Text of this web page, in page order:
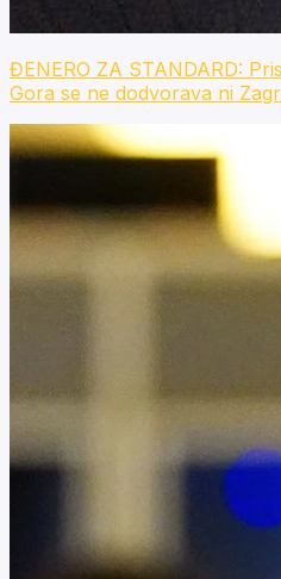
ĐENERO ZA STANDARD:
Gora se ne dodvorava ni